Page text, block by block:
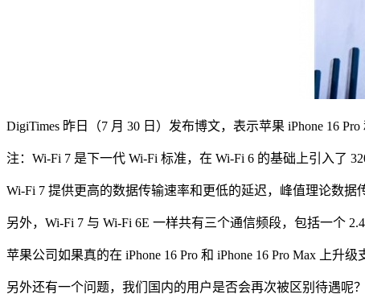
DigiTimes 昨日（7 月 30 日）发布博文，表示苹果 iPhone 16
注：Wi-Fi 7 是下一代 Wi-Fi 标准，在 Wi-Fi 6 的基础上引入了
Wi-Fi 7 提供更高的数据传输速率和更低的延迟，峰值理论数据
另外，Wi-Fi 7 与 Wi-Fi 6E 一样共有三个通信频段，包括一个
苹果公司如果真的在 iPhone 16 Pro 和 iPhone 16 Pro Max 上升
另外还有一个问题，我们国内的用户是否会再次被区别待遇呢？